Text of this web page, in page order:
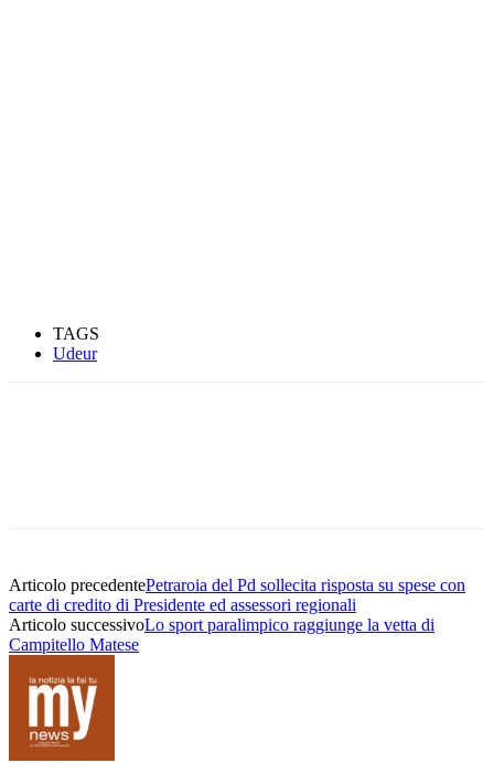
TAGS
Udeur
Articolo precedentePetraroia del Pd sollecita risposta su spese con
carte di credito di Presidente ed assessori regionali
Articolo successivoLo sport paralimpico raggiunge la vetta di
Campitello Matese